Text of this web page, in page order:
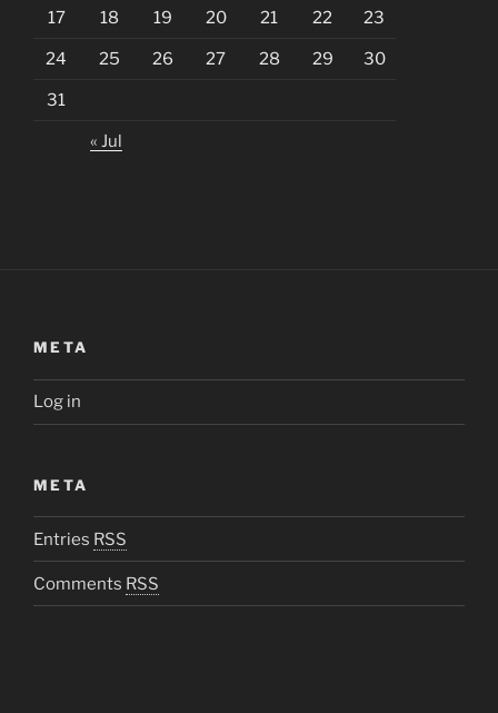
17 18 19 20 21 22 23
24 25 26 27 28 29 30
31
« Jul
META
Log in
META
Entries RSS
Comments RSS